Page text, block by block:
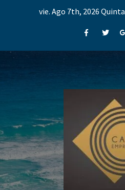
vie. Ago 7th, 2026
FacebookTwitter